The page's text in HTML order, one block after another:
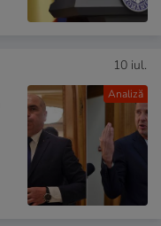
Analiză
10 iul.